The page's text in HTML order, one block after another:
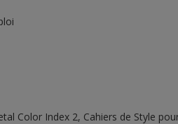
Color Index 2, Cahiers de Style